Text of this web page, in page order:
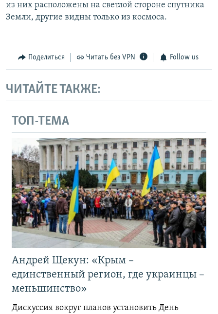
из них расположены на светлой стороне спутника
Земли, другие видны только из космоса.
Поделиться Читать без VPN Follow us
ЧИТАЙТЕ ТАКЖЕ:
ТОП-ТЕМА
Андрей Щекун: «Крым –
единственный регион, где украинцы –
меньшинство»
Дискуссия вокруг планов установить День